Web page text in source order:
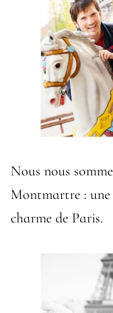
Nous nous
Montmartre :
charme de Paris.